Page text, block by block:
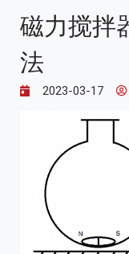
磁力搅拌
法
2023-03-17